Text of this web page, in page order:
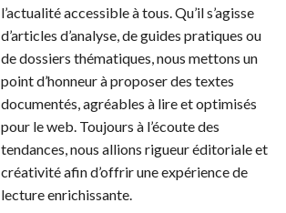
l’actualité accessible à tous. Qu’il s’agisse
d’articles d’analyse, de guides pratiques ou
de dossiers thématiques, nous mettons un
point d’honneur à proposer des textes
documentés, agréables à lire et optimisés
pour le web. Toujours à l’écoute des
tendances, nous allions rigueur éditoriale et
créativité afin d’offrir une expérience de
lecture enrichissante.